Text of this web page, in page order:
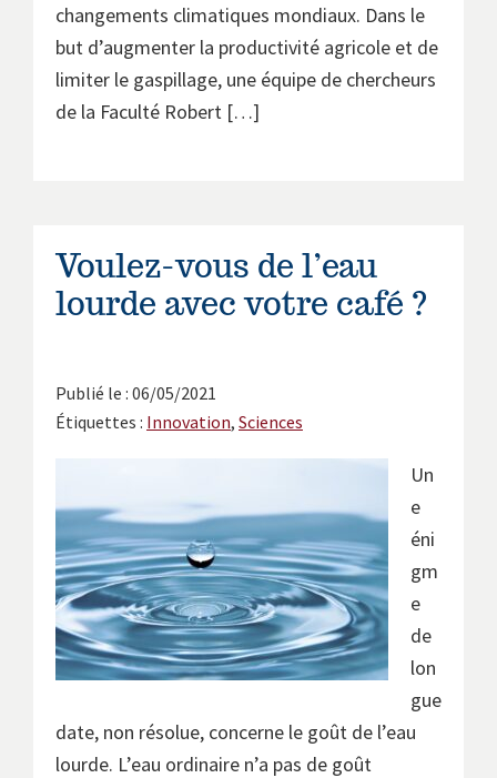
changements climatiques mondiaux. Dans le
but d’augmenter la productivité agricole et de
limiter le gaspillage, une équipe de chercheurs
de la Faculté Robert […]
Voulez-vous de l’eau
lourde avec votre café ?
Publié le : 06/05/2021
Étiquettes : Innovation, Sciences
Un
e
éni
gm
e
de
lon
gue
date, non résolue, concerne le goût de l’eau
lourde. L’eau ordinaire n’a pas de goût